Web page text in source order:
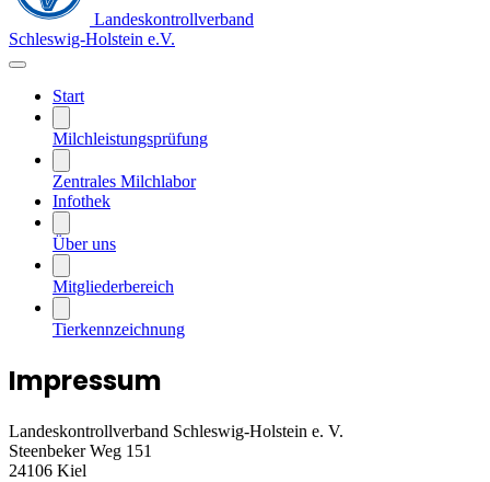
Landeskontrollverband
Schleswig-Holstein e.V.
Start
Milchleistungsprüfung
Zentrales Milchlabor
Infothek
Über uns
Mitgliederbereich
Tierkennzeichnung
Impressum
Landeskontrollverband Schleswig-Holstein e. V.
Steenbeker Weg 151
24106 Kiel